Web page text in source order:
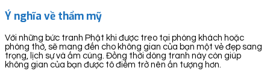
Ý nghĩa về thẩm mỹ
Với những bức tranh Phật khi được treo tại phòng khách hoặc
phòng thờ, sẽ mang đến cho không gian của bạn một vẻ đẹp sang
trọng, lịch sự và ấm cúng. Đồng thời dòng tranh này còn giúp
không gian của bạn được tô điểm trở nên ấn tượng hơn.